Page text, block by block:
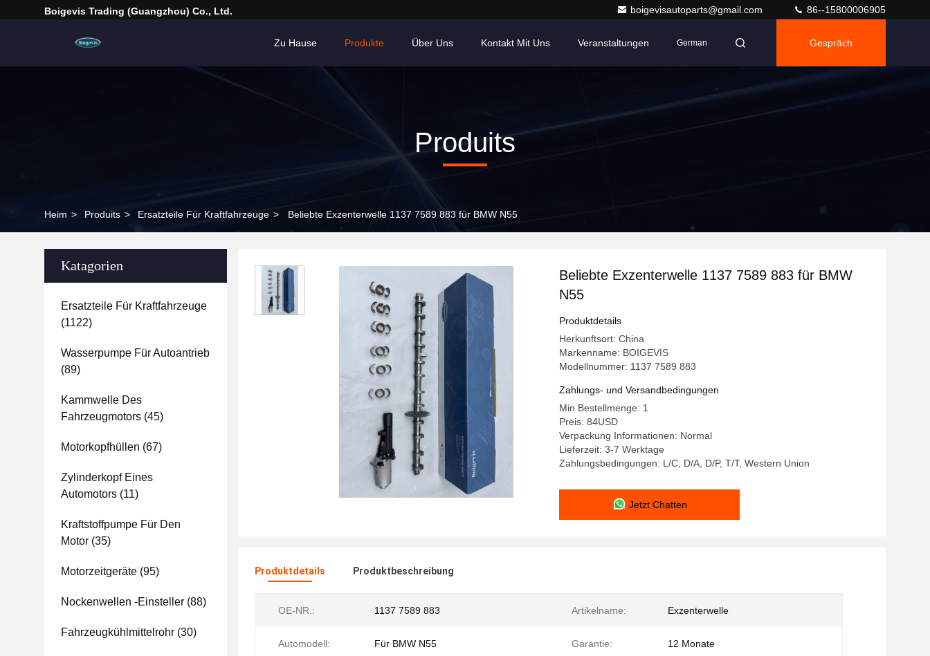
Boigevis Trading (guangzhou) Co., Ltd. boigevisautoparts@gmail.com 86--15800006905
Zu Hause Produkte Über Uns Kontakt Mit Uns Veranstaltungen German Gespräch
Produits
Heim > Produits > Ersatzteile Für Kraftfahrzeuge > Beliebte Exzenterwelle 1137 7589 883 für BMW N55
Katagorien
Ersatzteile Für Kraftfahrzeuge
(1122)
Wasserpumpe Für Autoantrieb
(89)
Kammwelle Des
Fahrzeugmotors (45)
Motorkopfhüllen (67)
Zylinderkopf Eines
Automotors (11)
Kraftstoffpumpe Für Den
Motor (35)
Motorzeitgeräte (95)
Nockenwellen -Einsteller (88)
Fahrzeugkühlmittelrohr (30)
Beliebte Exzenterwelle 1137 7589 883 für BMW
N55
Produktdetails
Herkunftsort: China
Markenname: BOIGEVIS
Modellnummer: 1137 7589 883
Zahlungs- und Versandbedingungen
Min Bestellmenge: 1
Preis: 84USD
Verpackung Informationen: Normal
Lieferzeit: 3-7 Werktage
Zahlungsbedingungen: L/C, D/A, D/P, T/T, Western Union
Jetzt Chatten
Produktdetails Produktbeschreibung
OE-NR.: 1137 7589 883 Artikelname: Exzenterwelle
Automodell: Für BMW N55 Garantie: 12 Monate